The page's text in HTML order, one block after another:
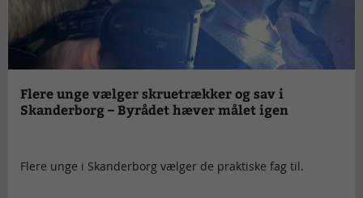
Flere unge vælger skruetrækker og sav i
Skanderborg – Byrådet hæver målet igen
Flere unge i Skanderborg vælger de praktiske fag til.